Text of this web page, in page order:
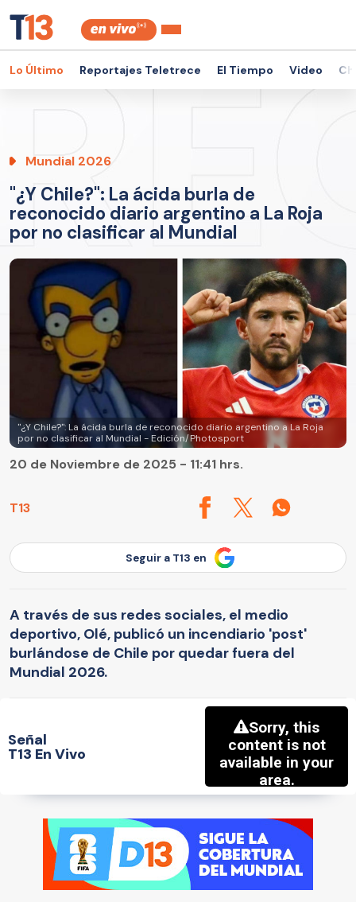
Lo Último Reportajes Teletrece El Tiempo Video
Mundial 2026
"¿Y Chile?": La ácida burla de
reconocido diario argentino a La Roja
por no clasificar al Mundial
"¿Y Chile?": La ácida burla de reconocido diario argentino a La Roja
por no clasificar al Mundial - Edición/Photosport
T13
20 de Noviembre de 2025 - 11:41 hrs.
Seguir a T13 en
A través de sus redes sociales, el medio
deportivo, Olé, publicó un incendiario 'post'
burlándose de Chile por quedar fuera del
Mundial 2026.
Señal
T13 En Vivo